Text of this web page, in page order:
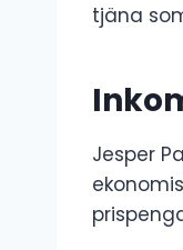
tjäna
Jesper